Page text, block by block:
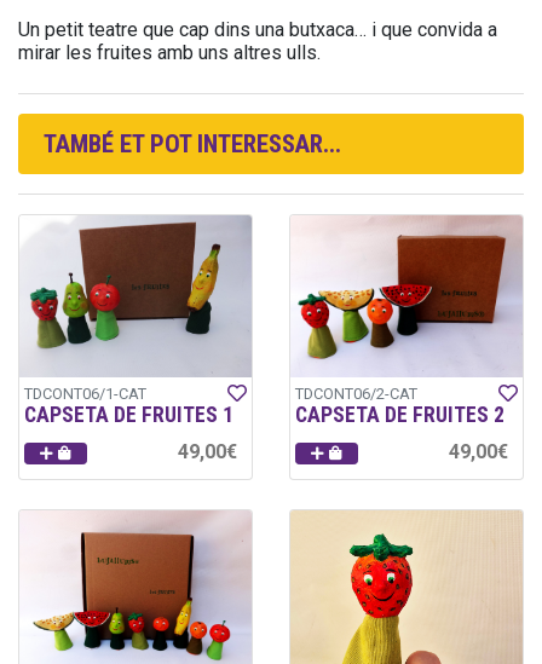
Un petit teatre que cap dins una butxaca… i que convida a
mirar les fruites amb uns altres ulls.
TAMBÉ ET POT INTERESSAR...
TDCONT06/1-CAT
CAPSETA DE FRUITES 1
49,00€
TDCONT06/2-CAT
CAPSETA DE FRUITES 2
49,00€